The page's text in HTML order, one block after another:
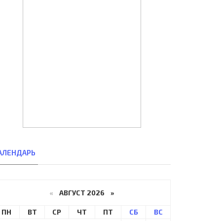
« АВГУСТ 2026 »
ПН ВТ СР ЧТ ПТ СБ ВС